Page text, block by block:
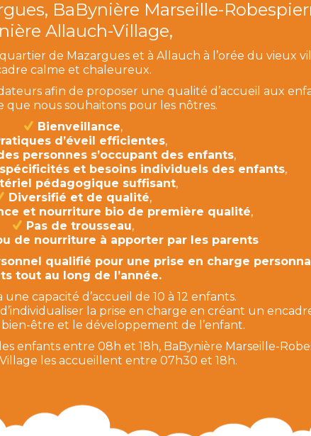
BaBynière Marseille-
Allauch-Village,
de Mazargues et à Allauch à l’orée du vieux
calme et chaleureux.
afin de proposer une qualité d’accueil aux
que nous souhaitons pour les nôtres.
Bienveillance,
d’éveil efficientes,
personnes s’occupant des enfants,
et besoins individuels des enfants,
pédagogique suffisant,
Diversifié et de qualité,
et nourriture bio de première qualité,
Pas de trousseau,
de nourriture à apporter par les parents
qualifié pour une prise en charge
tout au long de l’année.
capacité d’accueil de 10 à 12 enfants.
la prise en charge en créant un
être et le développement de l’enfant.
enfants entre 08h et 18h, BaBynière Marseille-
les accueillent entre 07h30 et 18h.